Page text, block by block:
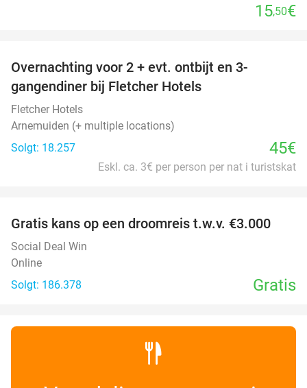
15,50€
Overnachting voor 2 + evt. ontbijt en 3-
gangendiner bij Fletcher Hotels
Fletcher Hotels
Arnemuiden (+ multiple locations)
Solgt: 18.257
45€
Eskl. ca. 3€ per person per nat i turistskat
Gratis kans op een droomreis t.w.v. €3.000
Social Deal Win
Online
Solgt: 186.378
Gratis